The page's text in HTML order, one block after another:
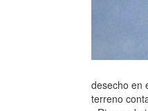
desecho en
terreno